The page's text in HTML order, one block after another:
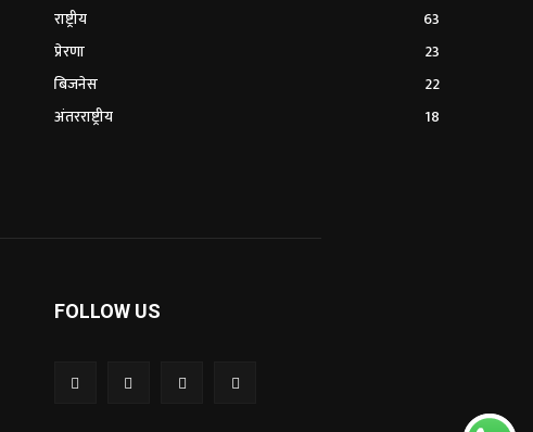
राष्ट्रीय
63
प्रेरणा
23
बिजनेस
22
अंतरराष्ट्रीय
18
FOLLOW US